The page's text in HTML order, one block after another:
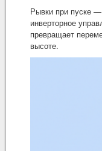
Рывки при пуске
инверторное
превращает
высоте.